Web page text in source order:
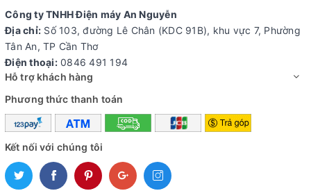
Công ty TNHH Điện máy An Nguyễn
Địa chỉ: Số 103, đường Lê Chân (KDC 91B), khu vực 7, Phường
Tân An, TP Cần Thơ
Điện thoại:0846 491 194
Hỗ trợ khách hàng
Phương thức thanh toán
Kết nối với chúng tôi